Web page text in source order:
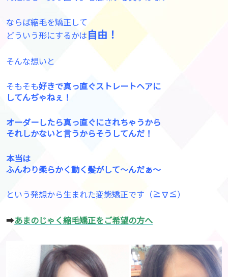
ならば縮毛を矯正して
どういう形にするかは自由！
そんな想いと
そもそも好きで真っ直ぐストレートヘアに
してんぢゃねぇ！
オーダーしたら真っ直ぐにされちゃうから
それしかないと言うからそうしてんだ！
本当は
ふんわり柔らかく動く髪がして〜んだぁ〜
という発想から生まれた変態矯正です（≧∇≦）
➡︎あまのじゃく縮毛矯正をご希望の方へ